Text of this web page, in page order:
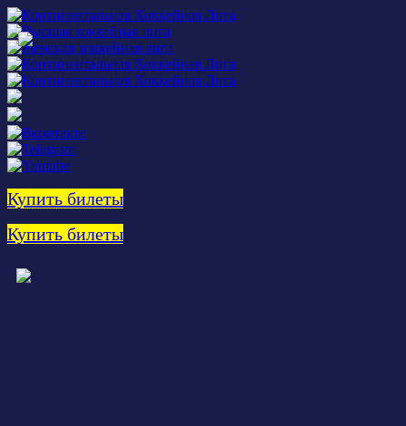
Купить билеты
Купить билеты